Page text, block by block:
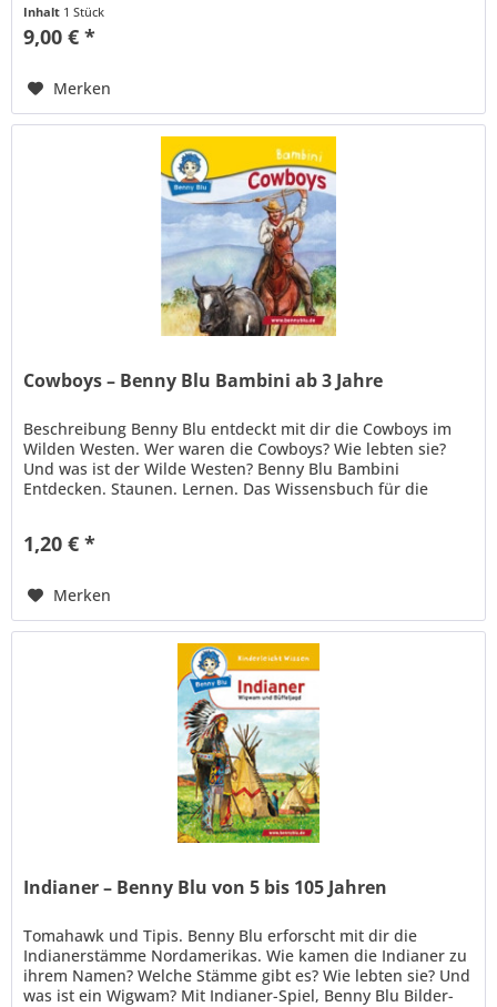
Inhalt 1 Stück
9,00 € *
Merken
Cowboys – Benny Blu Bambini ab 3 Jahre
Beschreibung Benny Blu entdeckt mit dir die Cowboys im
Wilden Westen. Wer waren die Cowboys? Wie lebten sie?
Und was ist der Wilde Westen? Benny Blu Bambini
Entdecken. Staunen. Lernen. Das Wissensbuch für die
1,20 € *
Merken
Indianer – Benny Blu von 5 bis 105 Jahren
Tomahawk und Tipis. Benny Blu erforscht mit dir die
Indianerstämme Nordamerikas. Wie kamen die Indianer zu
ihrem Namen? Welche Stämme gibt es? Wie lebten sie? Und
was ist ein Wigwam? Mit Indianer-Spiel, Benny Blu Bilder-